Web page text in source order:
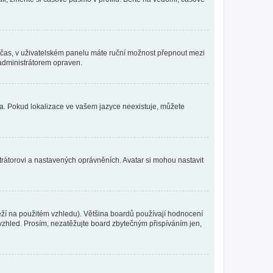
v uživatelském panelu máte ruční možnost přepnout mezi
opraven.
Pokud lokalizace ve vašem jazyce neexistuje, můžete
a nastavených oprávněních. Avatar si mohou nastavit
na použitém vzhledu). Většina boardů používají hodnocení
Prosím, nezatěžujte board zbytečným přispíváním jen,